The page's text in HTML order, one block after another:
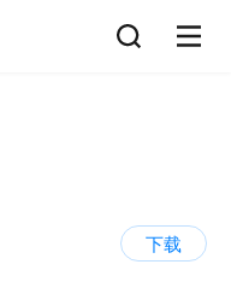
下载